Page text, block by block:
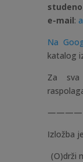
e-mail:
Na
katalog
Za
————
Izložba
(O)drži